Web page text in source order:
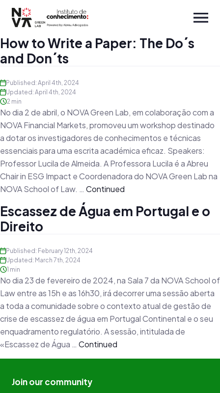
How to Write a Paper: The Do´s
and Don´ts
Published: April 4th, 2024
Updated: April 4th, 2024
2 min
No dia 2 de abril, o NOVA Green Lab, em colaboração com a
NOVA Financial Markets, promoveu um workshop destinado
a dotar os investigadores de conhecimentos e técnicas
essenciais para uma escrita académica eficaz. Speakers:
Professor Lucila de Almeida. A Professora Lucila é a Abreu
Chair in ESG Impact e Coordenadora do NOVA Green Lab na
NOVA School of Law. … Continued
Escassez de Água em Portugal e o
Direito
Published: February 12th, 2024
Updated: March 7th, 2024
1 min
No dia 23 de fevereiro de 2024, na Sala 7 da NOVA School of
Law entre as 15h e as 16h30, irá decorrer uma sessão aberta
a toda a comunidade sobre o contexto atual de gestão de
crise de escassez de água em Portugal Continental e o seu
enquadramento regulatório. A sessão, intitulada de
«Escassez de Água … Continued
Join our community